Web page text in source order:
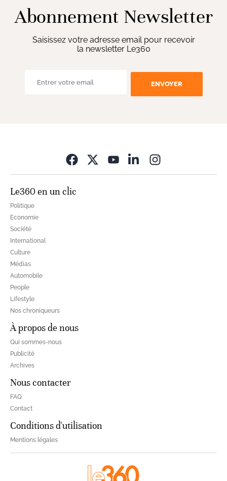
Abonnement Newsletter
Saisissez votre adresse email pour recevoir
la newsletter Le360
ENVOYER
Le360 en un clic
Politique
Economie
Société
International
Culture
Médias
Automobile
People
Lifestyle
Nos chroniqueurs
À propos de nous
Qui sommes-nous
Publicité
Archives
Nous contacter
FAQ
Contact
Conditions d'utilisation
Mentions légales